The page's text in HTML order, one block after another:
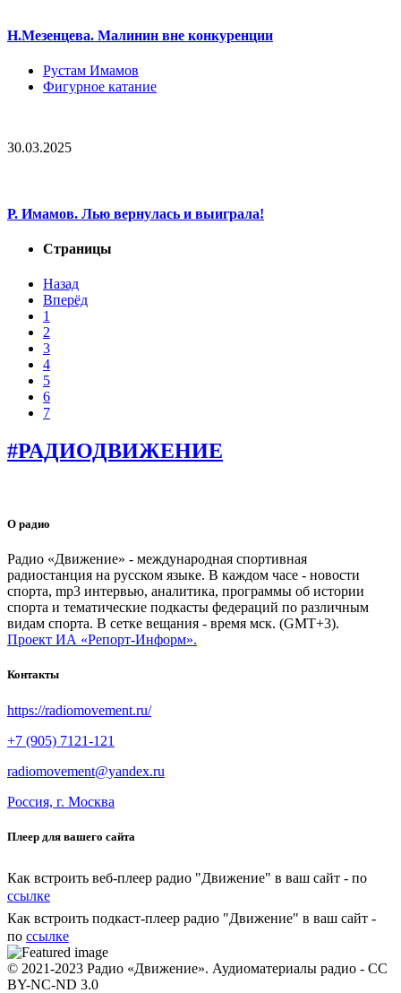
Н.Мезенцева. Малинин вне конкуренции
Рустам Имамов
Фигурное катание
30.03.2025
Р. Имамов. Лью вернулась и выиграла!
Страницы
Назад
Вперёд
1
2
3
4
5
6
7
#РАДИОДВИЖЕНИЕ
О радио
Радио «Движение» - международная спортивная
радиостанция на русском языке. В каждом часе - новости
спорта, mp3 интервью, аналитика, программы об истории
спорта и тематические подкасты федераций по различным
видам спорта. В сетке вещания - время мск. (GMT+3).
Проект ИА «Репорт-Информ».
Контакты
https://radiomovement.ru/
+7 (905) 7121-121
radiomovement@yandex.ru
Россия, г. Москва
Плеер для вашего сайта
Как встроить веб-плеер радио "Движение" в ваш сайт - по
ссылке
Как встроить подкаст-плеер радио "Движение" в ваш сайт -
по ссылке
© 2021-2023 Радио «Движение». Аудиоматериалы радио - CC
BY-NC-ND 3.0